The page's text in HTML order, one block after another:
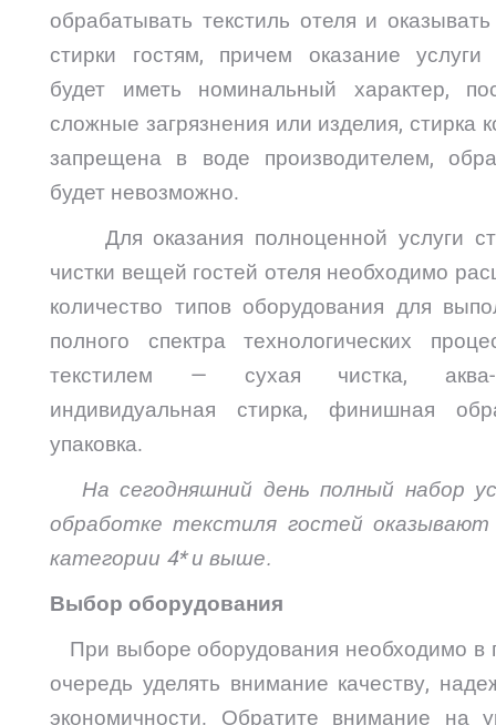
обрабатывать текстиль отеля и оказывать
стирки гостям, причем оказание услуги
будет иметь номинальный характер,
сложные загрязнения или изделия, стирка
запрещена в воде производителем,
будет невозможно.
Для оказания полноценной услуги
чистки вещей гостей отеля необходимо
количество типов оборудования для
полного спектра технологических
текстилем — сухая чистка, аква-
индивидуальная стирка, финишная
упаковка.
На сегодняшний день полный набор
обработке текстиля гостей
категории 4* и выше.
Выбор оборудования
При выборе оборудования необходимо в
очередь уделять внимание качеству,
экономичности. Обратите внимание на